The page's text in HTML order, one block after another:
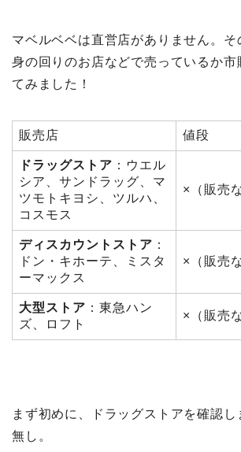
マベルベベは直営店がありません。そ
身の回りのお店などで売っているか市
てみました！
販売店 値段
ドラッグストア ：ウエル
シア、サンドラッグ、マ
ツモトキヨシ、ツルハ、
コスモス
×（販売
ディスカウントストア ：
ドン・キホーテ、ミスタ
ーマックス
×（販売
大型ストア ：東急ハン
ズ、ロフト
×（販売
まず初めに、ドラッグストアを確認し
無し。